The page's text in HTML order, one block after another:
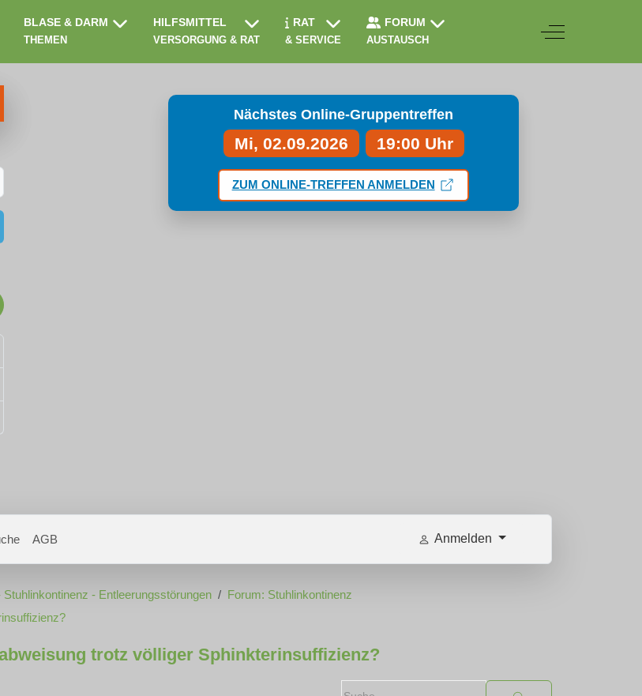
BLASE & DARM
THEMEN
HILFSMITTEL
VERSORGUNG & RAT
RAT
& SERVICE
FORUM
AUSTAUSCH
Off-Canvas
anzeigen
Nächstes Online-Gruppentreffen
Mi, 02.09.2026 19:00 Uhr
ZUM ONLINE-TREFFEN ANMELDEN
AGB Anmelden
- Entleerungsstörungen
Forum: Stuhlinkontinenz
trotz völliger Sphinkterinsuffizienz?